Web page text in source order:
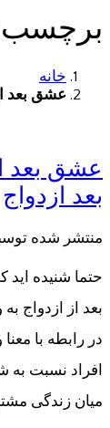
خانه
عشق بعد
عشق بعد
بعد ازدواج
منتشر شده
حتما شنیده
بعد از ازدواج
در رابطه با
افراد نسبت به
میان زندگی